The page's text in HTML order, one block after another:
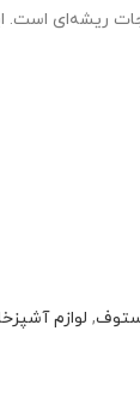
است.
, لوازم